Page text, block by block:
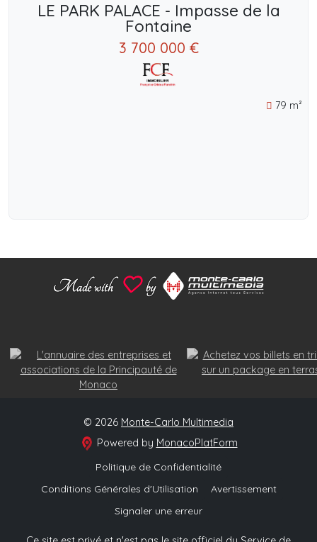
LE PARK PALACE - Impasse de la
Fontaine
3 700 000 €
79 m²
© 2026 Monte-Carlo Multimedia
Powered by MonacoPlatForm
Politique de Confidentialité
Conditions Générales d'Utilisation
Avertissement
Signaler une erreur